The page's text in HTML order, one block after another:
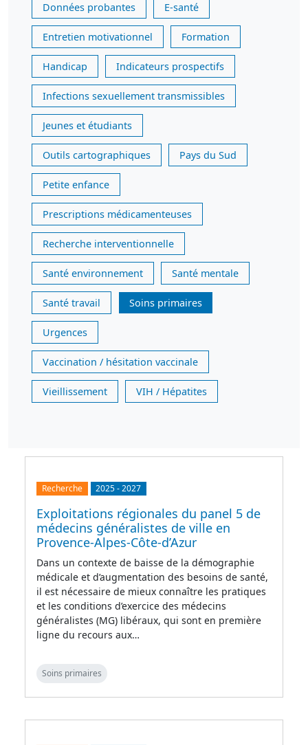
Données probantes E-santé
Entretien motivationnel Formation
Handicap Indicateurs prospectifs
Infections sexuellement transmissibles
Jeunes et étudiants
Outils cartographiques Pays du Sud
Petite enfance
Prescriptions médicamenteuses
Recherche interventionnelle
Santé environnement Santé mentale
Santé travail Soins primaires
Urgences
Vaccination / hésitation vaccinale
Vieillissement VIH / Hépatites
Recherche 2025-2027
Exploitations régionales du panel 5 de
médecins généralistes de ville en
Provence-Alpes-Côte-d’Azur
Dans un contexte de baisse de la démographie
médicale et d’augmentation des besoins de santé,
il est nécessaire de mieux connaître les pratiques
et les conditions d’exercice des médecins
généralistes (MG) libéraux, qui sont en première
ligne du recours aux…
Soins primaires